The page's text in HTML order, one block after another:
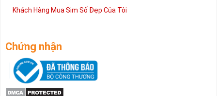
Khách Hàng Mua Sim Số Đẹp Của Tôi
Chứng nhận